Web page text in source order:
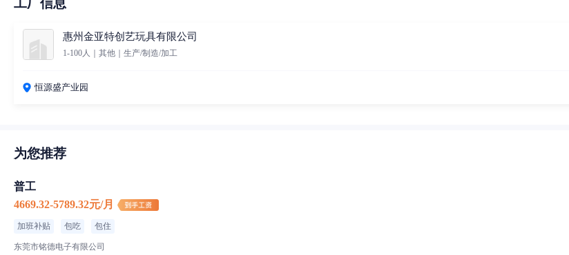
工厂信息
惠州金亚特创艺玩具有限公司
1-100人｜其他｜生产/制造/加工
恒源盛产业园
为您推荐
普工
4669.32-5789.32元/月
加班补贴 包吃 包住
东莞市铭德电子有限公司